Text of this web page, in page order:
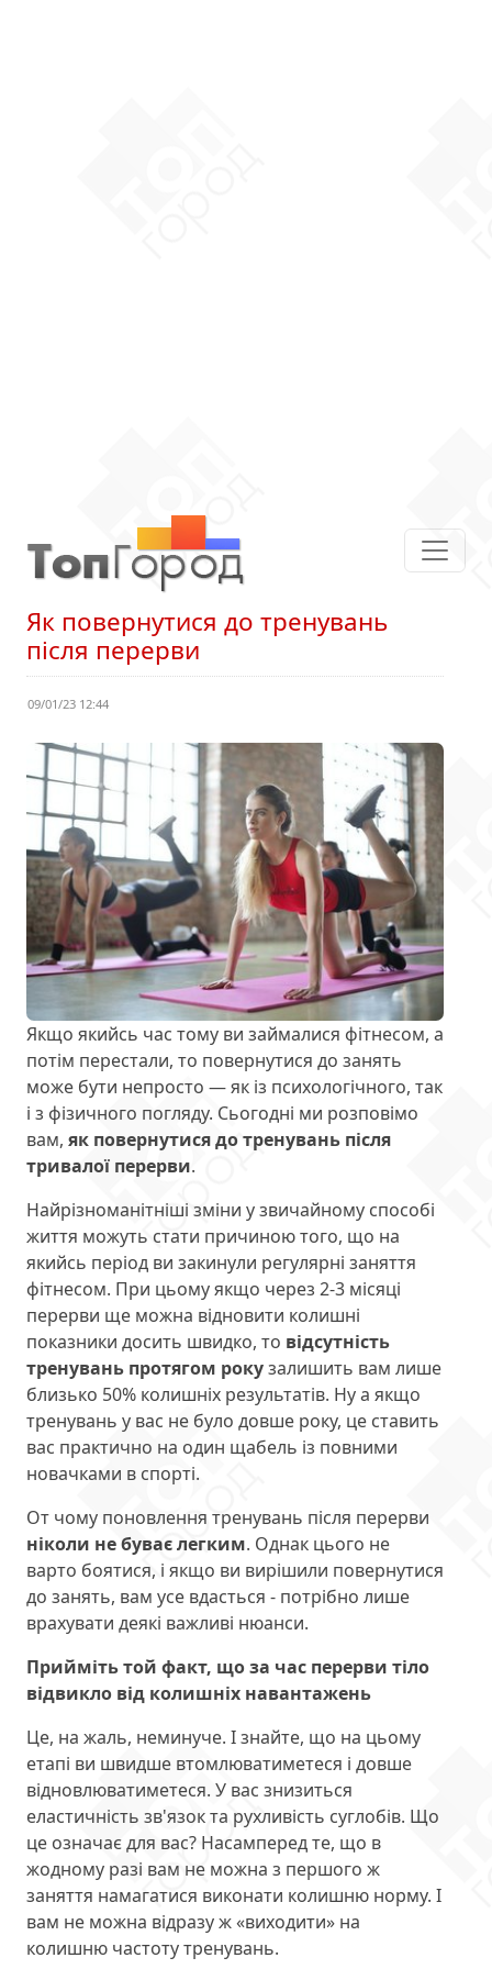
Як повернутися до тренувань
після перерви
09/01/23 12:44
Якщо якийсь час тому ви займалися фітнесом, а
потім перестали, то повернутися до занять
може бути непросто — як із психологічного, так
і з фізичного погляду. Сьогодні ми розповімо
вам, як повернутися до тренувань після
тривалої перерви.
Найрізноманітніші зміни у звичайному способі
життя можуть стати причиною того, що на
якийсь період ви закинули регулярні заняття
фітнесом. При цьому якщо через 2-3 місяці
перерви ще можна відновити колишні
показники досить швидко, то відсутність
тренувань протягом рокузалишить вам лише
близько 50% колишніх результатів. Ну а якщо
тренувань у вас не було довше року, це ставить
вас практично на один щабель із повними
новачками в спорті.
От чому поновлення тренувань після перерви
ніколи не буває легким. Однак цього не
варто боятися, і якщо ви вирішили повернутися
до занять, вам усе вдасться - потрібно лише
врахувати деякі важливі нюанси.
Прийміть той факт, що за час перерви тіло
відвикло від колишніх навантажень
Це, на жаль, неминуче. І знайте, що на цьому
етапі ви швидше втомлюватиметеся і довше
відновлюватиметеся. У вас знизиться
еластичність зв'язок та рухливість суглобів. Що
це означає для вас? Насамперед те, що в
жодному разі вам не можна з першого ж
заняття намагатися виконати колишню норму. І
вам не можна відразу ж «виходити» на
колишню частоту тренувань.